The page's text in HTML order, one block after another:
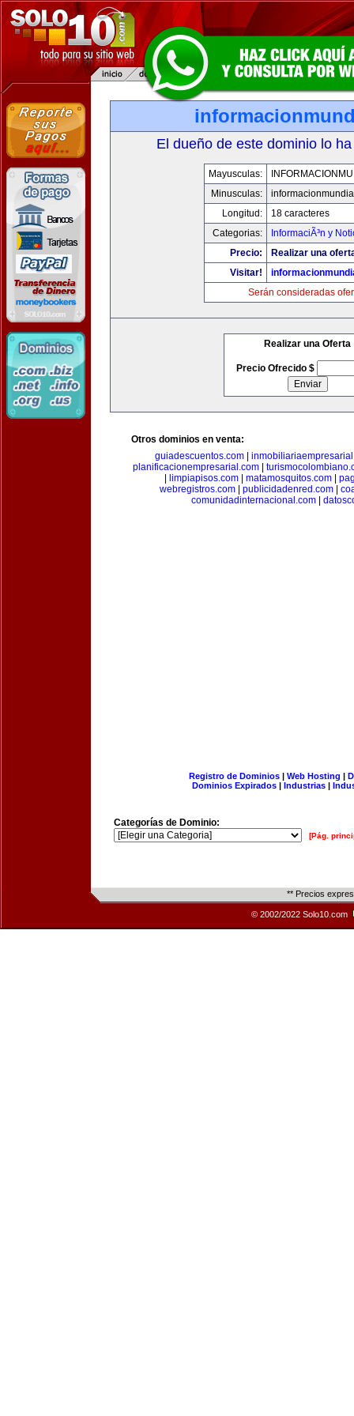
El dueño de este dominio lo
Mayusculas:
Minusculas:
Longitud:
18 caracteres
Categorias:
InformaciÃ³n y
Precio:
Realizar una
Visitar!
Serán consideradas
Realizar una Oferta
Precio Ofrecido $
Otros dominios en venta:
guiadescuentos.com
planificacionempresarial.com
limpiapisos.com| matamosquitos.com|
webregistros.com| publicidadenred.com|
comunidadinternacional.com|
Registro de Dominios| Web Hosting |
Dominios Expirados | Industrias |
Categorías de Dominio:
[Pág.
** Precios
© 2002/2022 Solo10.com